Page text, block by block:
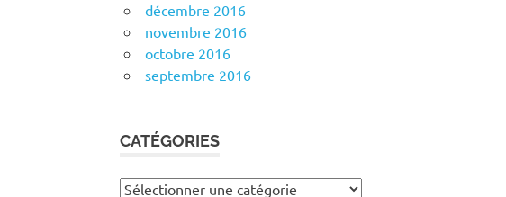
décembre 2016
novembre 2016
octobre 2016
septembre 2016
CATÉGORIES
Catégories